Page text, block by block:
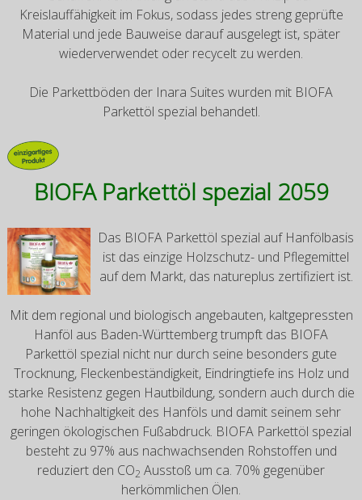
Kreislauffähigkeit im Fokus, sodass jedes streng geprüfte
Material und jede Bauweise darauf ausgelegt ist, später
wiederverwendet oder recycelt zu werden.
Die Parkettböden der Inara Suites wurden mit BIOFA
Parkettöl spezial behandetl.
BIOFA Parkettöl spezial 2059
Das BIOFA Parkettöl spezial auf Hanfölbasis
ist das einzige Holzschutz- und Pflegemittel
auf dem Markt, das natureplus zertifiziert ist.
Mit dem regional und biologisch angebauten, kaltgepressten
Hanföl aus Baden-Württemberg trumpft das BIOFA
Parkettöl spezial nicht nur durch seine besonders gute
Trocknung, Fleckenbeständigkeit, Eindringtiefe ins Holz und
starke Resistenz gegen Hautbildung, sondern auch durch die
hohe Nachhaltigkeit des Hanföls und damit seinem sehr
geringen ökologischen Fußabdruck. BIOFA Parkettöl spezial
besteht zu 97% aus nachwachsenden Rohstoffen und
reduziert den CO2 Ausstoß um ca. 70% gegenüber
herkömmlichen Ölen.